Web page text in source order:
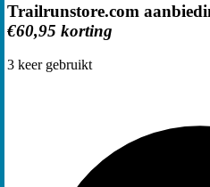
Trailrunstore.com
€60,95 korting
3 keer gebruikt